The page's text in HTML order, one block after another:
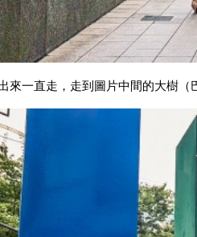
來一直走，走到圖片中間的大樹（